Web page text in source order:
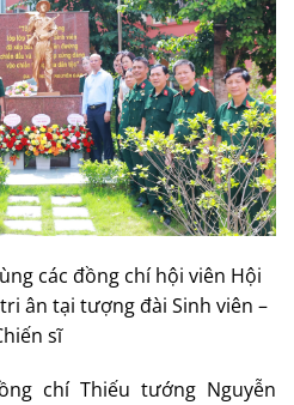
các đồng chí hội viên Hội
ân tại tượng đài Sinh viên –
sĩ
chí Thiếu tướng Nguyễn